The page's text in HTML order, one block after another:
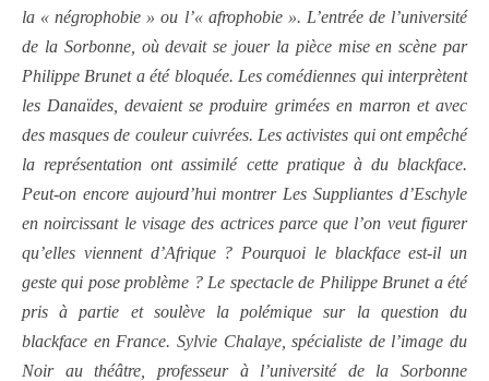
la « négrophobie » ou l’« afrophobie ». L’entrée de l’université
de la Sorbonne, où devait se jouer la pièce mise en scène par
Philippe Brunet a été bloquée. Les comédiennes qui interprètent
les Danaïdes, devaient se produire grimées en marron et avec
des masques de couleur cuivrées. Les activistes qui ont empêché
la représentation ont assimilé cette pratique à du blackface.
Peut-on encore aujourd’hui montrer Les Suppliantes d’Eschyle
en noircissant le visage des actrices parce que l’on veut figurer
qu’elles viennent d’Afrique ? Pourquoi le blackface est-il un
geste qui pose problème ? Le spectacle de Philippe Brunet a été
pris à partie et soulève la polémique sur la question du
blackface en France. Sylvie Chalaye, spécialiste de l’image du
Noir au théâtre, professeur à l’université de la Sorbonne